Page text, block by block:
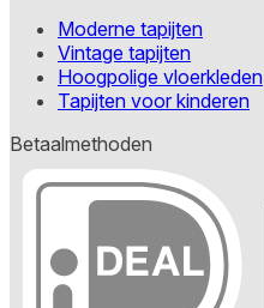
Moderne tapijten
Vintage tapijten
Hoogpolige vloerkleden
Tapijten voor kinderen
Betaalmethoden